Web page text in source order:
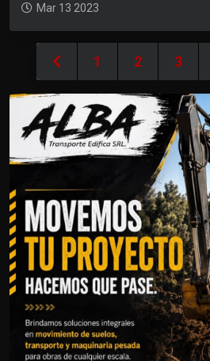
Mar 13 2023
1 2 3